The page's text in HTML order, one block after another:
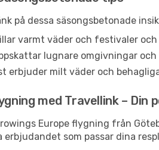
på dessa säsongsbetonade
varmt väder och festivaler
lugnare omgivningar
erbjuder milt väder och
med Travellink – Din
Europe flygning från
som passar dina